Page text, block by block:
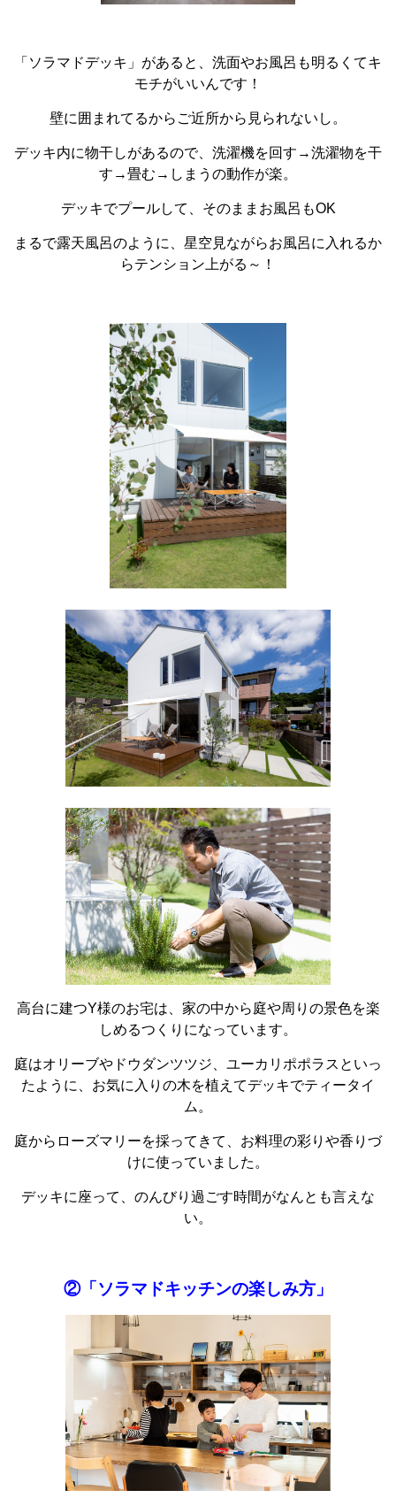
「ソラマドデッキ」があると、洗面やお風呂も明るくてキ
モチがいいんです！
壁に囲まれてるからご近所から見られないし。
デッキ内に物干しがあるので、洗濯機を回す→洗濯物を干
す→畳む→しまうの動作が楽。
デッキでプールして、そのままお風呂もOK
まるで露天風呂のように、星空見ながらお風呂に入れるか
らテンション上がる～！
高台に建つY様のお宅は、家の中から庭や周りの景色を楽
しめるつくりになっています。
庭はオリーブやドウダンツツジ、ユーカリポポラスといっ
たように、お気に入りの木を植えてデッキでティータイ
ム。
庭からローズマリーを採ってきて、お料理の彩りや香りづ
けに使っていました。
デッキに座って、のんびり過ごす時間がなんとも言えな
い。
②「ソラマドキッチンの楽しみ方」